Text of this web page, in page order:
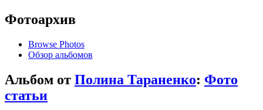
Фотоархив
Browse Photos
Обзор альбомов
Альбом от Полина Тараненко: Фото
статьи